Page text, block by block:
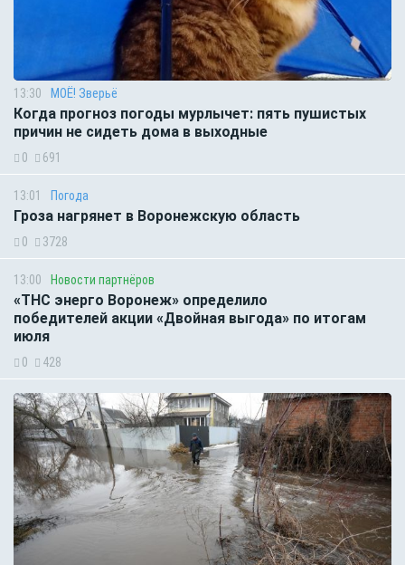
13:30 МОЁ! Зверьё
Когда прогноз погоды мурлычет: пять пушистых
причин не сидеть дома в выходные
0 691
13:01 Погода
Гроза нагрянет в Воронежскую область
0 3728
13:00 Новости партнёров
«ТНС энерго Воронеж» определило
победителей акции «Двойная выгода» по итогам
июля
0 428